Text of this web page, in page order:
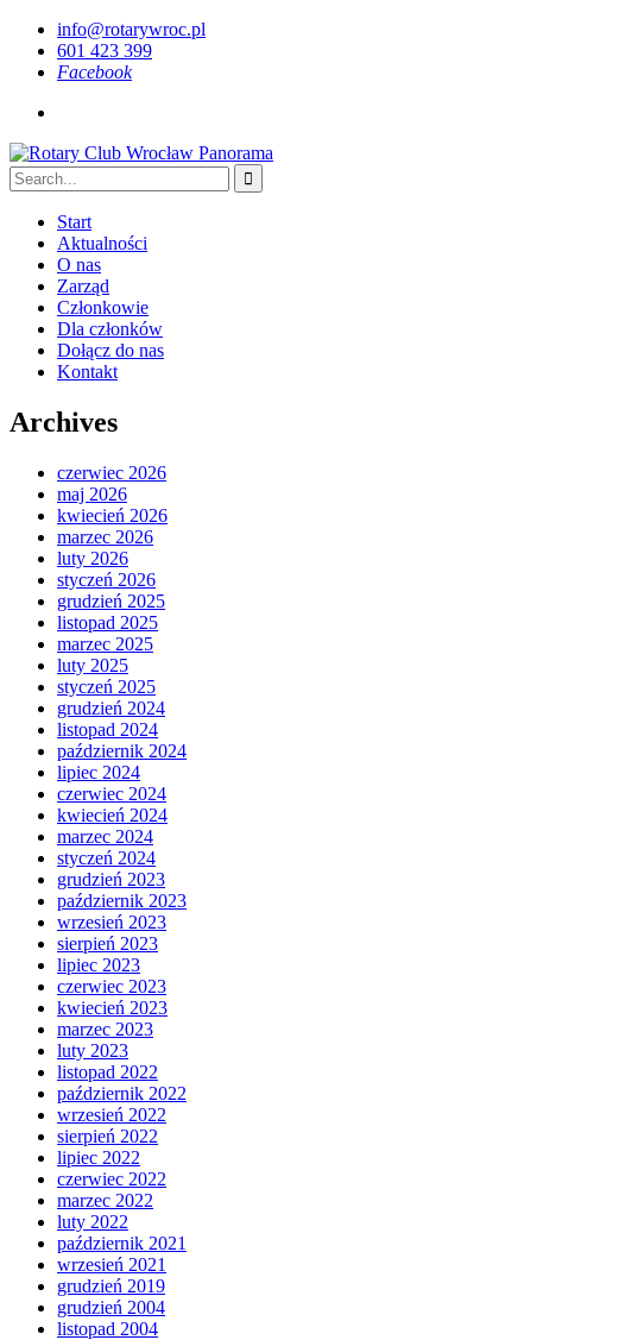
info@rotarywroc.pl
601 423 399
Facebook
Start
Aktualności
O nas
Zarząd
Członkowie
Dla członków
Dołącz do nas
Kontakt
Archives
czerwiec 2026
maj 2026
kwiecień 2026
marzec 2026
luty 2026
styczeń 2026
grudzień 2025
listopad 2025
marzec 2025
luty 2025
styczeń 2025
grudzień 2024
listopad 2024
październik 2024
lipiec 2024
czerwiec 2024
kwiecień 2024
marzec 2024
styczeń 2024
grudzień 2023
październik 2023
wrzesień 2023
sierpień 2023
lipiec 2023
czerwiec 2023
kwiecień 2023
marzec 2023
luty 2023
listopad 2022
październik 2022
wrzesień 2022
sierpień 2022
lipiec 2022
czerwiec 2022
marzec 2022
luty 2022
październik 2021
wrzesień 2021
grudzień 2019
grudzień 2004
listopad 2004